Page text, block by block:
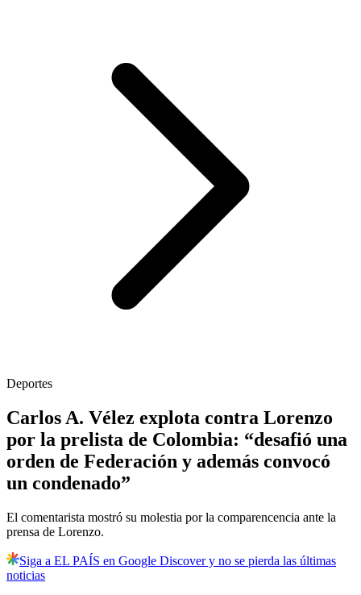
Deportes
Carlos A. Vélez explota contra Lorenzo
por la prelista de Colombia: “desafió una
orden de Federación y además convocó
un condenado”
El comentarista mostró su molestia por la comparencencia ante la
prensa de Lorenzo.
Siga a EL PAÍS en Google Discover y no se pierda las últimas
noticias